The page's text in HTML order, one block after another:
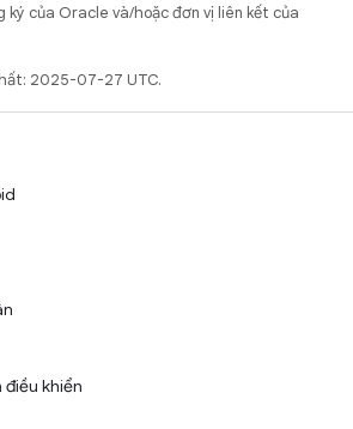
ký của Oracle và/hoặc đơn vị liên kết của
2025-07-27 UTC.
điều khiển